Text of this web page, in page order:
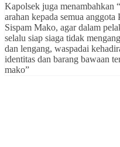
Kapolsek juga menambahkan
arahan kepada semua
Sispam Mako, agar dalam
selalu siap siaga tidak
dan lengang, waspadai
identitas dan barang bawaan
mako”